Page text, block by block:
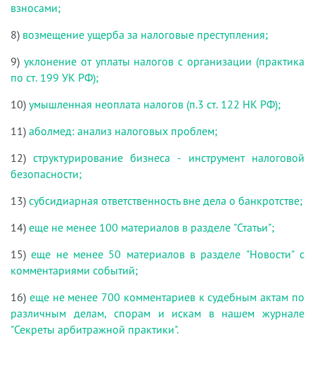
взносами;
8) возмещение ущерба за налоговые преступления;
9) уклонение от уплаты налогов с организации (практика
по ст. 199 УК РФ);
10) умышленная неоплата налогов (п.3 ст. 122 НК РФ);
11) аболмед: анализ налоговых проблем;
12) структурирование бизнеса - инструмент налоговой
безопасности;
13) субсидиарная ответственность вне дела о банкротстве;
14) еще не менее 100 материалов в разделе "Статьи";
15)еще не менее 50 материалов в разделе "Новости" с
комментариями событий;
16) еще не менее 700 комментариев к судебным актам по
различным делам, спорам и искам в нашем журнале
"Секреты арбитражной практики".